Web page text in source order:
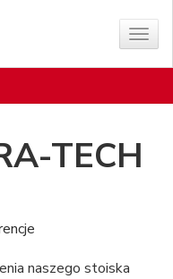
menu
TECH
naszego stoiska